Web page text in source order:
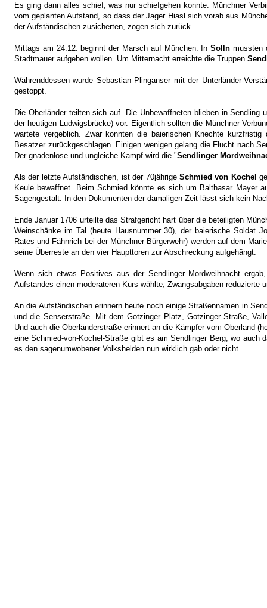
Es ging dann alles schief, was nur schiefgehen konnte: Münchner
vom geplanten Aufstand, so dass der Jager Hiasl sich vorab aus
der Aufständischen zusicherten, zogen sich zurück.
Mittags am 24.12. beginnt der Marsch auf München. InSolln mussten
Stadtmauer aufgeben wollen. Um Mitternacht erreichte die Truppen
Währenddessen wurde Sebastian Plinganser mit der Unterländer-
gestoppt.
Die Oberländer teilten sich auf. Die Unbewaffneten blieben in Sendling
der heutigen Ludwigsbrücke) vor. Eigentlich sollten die Münchner
wartete vergeblich. Zwar konnten die baierischen Knechte
Besatzer zurückgeschlagen. Einigen wenigen gelang die Flucht nach
Der gnadenlose und ungleiche Kampf wird die "Sendlinger
Als der letzte Aufständischen, ist der 70jährigeSchmied von Kochel
Keule bewaffnet. Beim Schmied könnte es sich um Balthasar Mayer
Sagengestalt. In den Dokumenten der damaligen Zeit lässt sich kein
Ende Januar 1706 urteilte das Strafgericht hart über die beteiligten
Weinschänke im Tal (heute Hausnummer 30), der baierische Soldat
Rates und Fähnrich bei der Münchner Bürgerwehr) werden auf dem
seine Überreste an den vier Haupttoren zur Abschreckung aufgehängt.
Wenn sich etwas Positives aus der Sendlinger Mordweihnacht
Aufstandes einen moderateren Kurs wählte, Zwangsabgaben reduzierte
An die Aufständischen erinnern heute noch einige Straßennamen in
und die Senserstraße. Mit dem Gotzinger Platz, Gotzinger Straße,
Und auch die Oberländerstraße erinnert an die Kämpfer vom Oberland
eine Schmied-von-Kochel-Straße gibt es am Sendlinger Berg, wo
es den sagenumwobener Volkshelden nun wirklich gab oder nicht.